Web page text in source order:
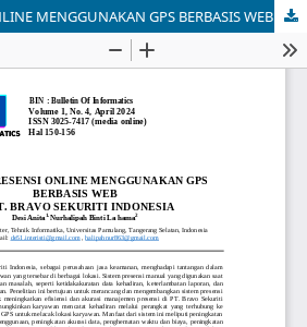
SISTEM PRESENSI ONLINE MENGGUNAKAN GPS BERBASIS WEB DI PT. BRAVO SEKURITI INDONESIA